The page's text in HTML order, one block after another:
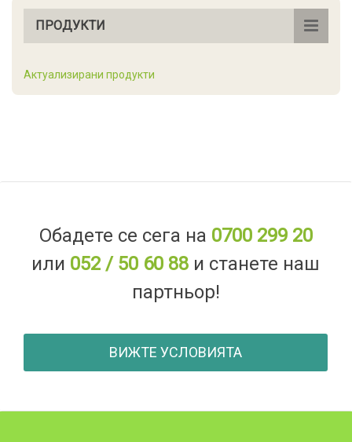
ПРОДУКТИ
Актуализирани продукти
Обадете се сега на 0700 299 20
или 052 / 50 60 88 и станете наш
партньор!
ВИЖТЕ УСЛОВИЯТА